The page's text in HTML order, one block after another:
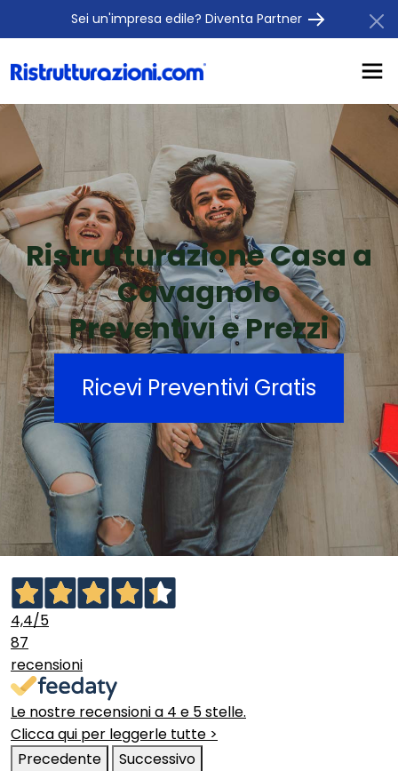
Sei un'impresa edile? Diventa Partner
Ristrutturazione Casa a
Cavagnolo
Preventivi e Prezzi
Ricevi Preventivi Gratis
4,4/5
87
recensioni
Le nostre recensioni a 4 e 5 stelle.
Clicca qui per leggerle tutte >
Precedente
Successivo